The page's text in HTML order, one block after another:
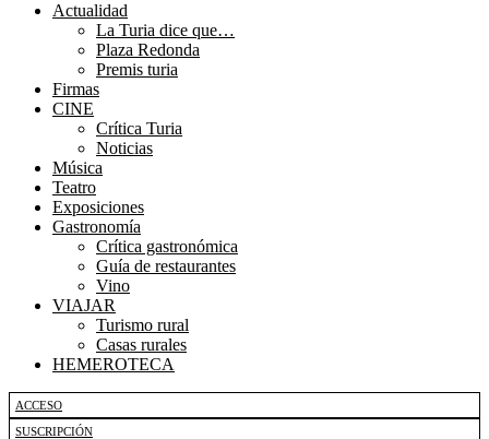
Actualidad
La Turia dice que…
Plaza Redonda
Premis turia
Firmas
CINE
Crítica Turia
Noticias
Música
Teatro
Exposiciones
Gastronomía
Crítica gastronómica
Guía de restaurantes
Vino
VIAJAR
Turismo rural
Casas rurales
HEMEROTECA
ACCESO
SUSCRIPCIÓN